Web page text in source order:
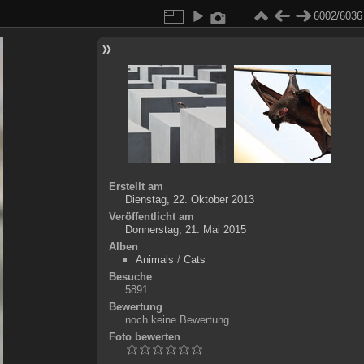
6002/6036
Erstellt am
Dienstag, 22. Oktober 2013
Veröffentlicht am
Donnerstag, 21. Mai 2015
Alben
Animals / Cats
Besuche
5891
Bewertung
noch keine Bewertung
Foto bewerten